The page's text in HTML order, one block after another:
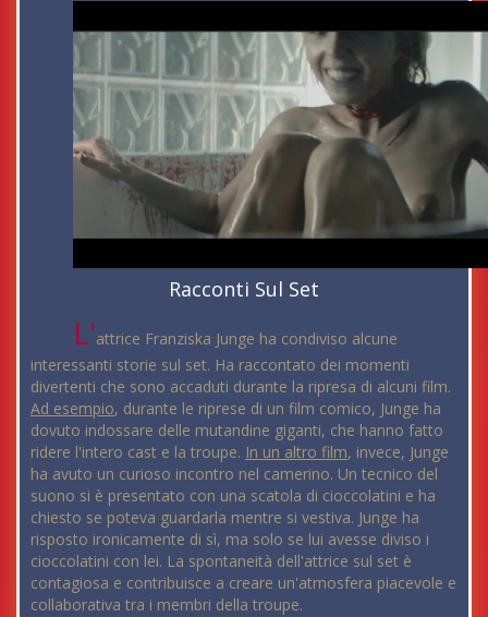
Racconti Sul Set
L'attrice Franziska Junge ha condiviso alcune
interessanti storie sul set. Ha raccontato dei momenti
divertenti che sono accaduti durante la ripresa di alcuni film.
Ad esempio, durante le riprese di un film comico, Junge ha
dovuto indossare delle mutandine giganti, che hanno fatto
ridere l'intero cast e la troupe. In un altro film, invece, Junge
ha avuto un curioso incontro nel camerino. Un tecnico del
suono si è presentato con una scatola di cioccolatini e ha
chiesto se poteva guardarla mentre si vestiva. Junge ha
risposto ironicamente di sì, ma solo se lui avesse diviso i
cioccolatini con lei. La spontaneità dell'attrice sul set è
contagiosa e contribuisce a creare un'atmosfera piacevole e
collaborativa tra i membri della troupe.